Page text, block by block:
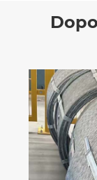
Jak
Ukázat